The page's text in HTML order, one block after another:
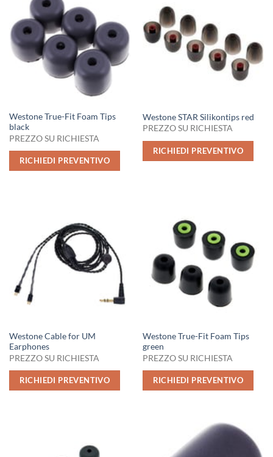
Westone True-Fit Foam Tips
black
PREZZO SU RICHIESTA
RICHIEDI PREVENTIVO
Westone STAR Silikontips red
PREZZO SU RICHIESTA
RICHIEDI PREVENTIVO
Westone Cable for UM
Earphones
PREZZO SU RICHIESTA
RICHIEDI PREVENTIVO
Westone True-Fit Foam Tips
green
PREZZO SU RICHIESTA
RICHIEDI PREVENTIVO